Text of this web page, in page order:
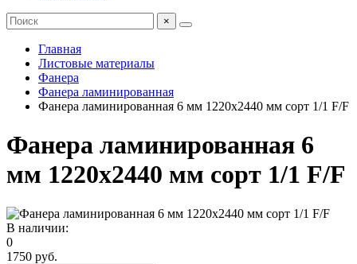
×
Главная
Листовые материалы
Фанера
Фанера ламинированная
Фанера ламинированная 6 мм 1220х2440 мм сорт 1/1 F/F
Фанера ламинированная 6
мм 1220х2440 мм сорт 1/1 F/F
В наличии:
0
1750 руб.